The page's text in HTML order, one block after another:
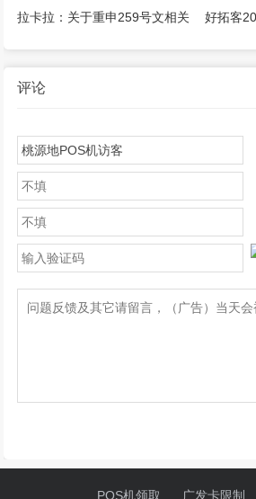
d+1到账，第二天恢复正常
操作流程
拉卡拉：关于重申259号文相关
好拓客
评论
POS机领取 广发卡限制